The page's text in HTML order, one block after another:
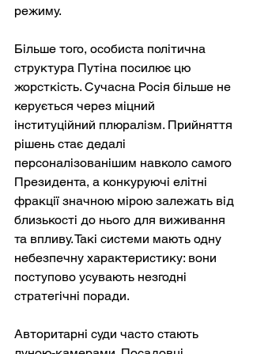
режиму.
Більше того, особиста політична
структура Путіна посилює цю
жорсткість. Сучасна Росія більше не
керується через міцний
інституційний плюралізм. Прийняття
рішень стає дедалі
персоналізованішим навколо самого
Президента, а конкуруючі елітні
фракції значною мірою залежать від
близькості до нього для виживання
та впливу. Такі системи мають одну
небезпечну характеристику: вони
поступово усувають незгодні
стратегічні поради.
Авторитарні суди часто стають